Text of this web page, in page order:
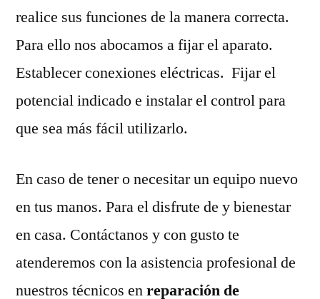
realice sus funciones de la manera correcta.
Para ello nos abocamos a fijar el aparato.
Establecer conexiones eléctricas. Fijar el
potencial indicado e instalar el control para
que sea más fácil utilizarlo.
En caso de tener o necesitar un equipo nuevo
en tus manos. Para el disfrute de y bienestar
en casa. Contáctanos y con gusto te
atenderemos con la asistencia profesional de
nuestros técnicos enreparación de